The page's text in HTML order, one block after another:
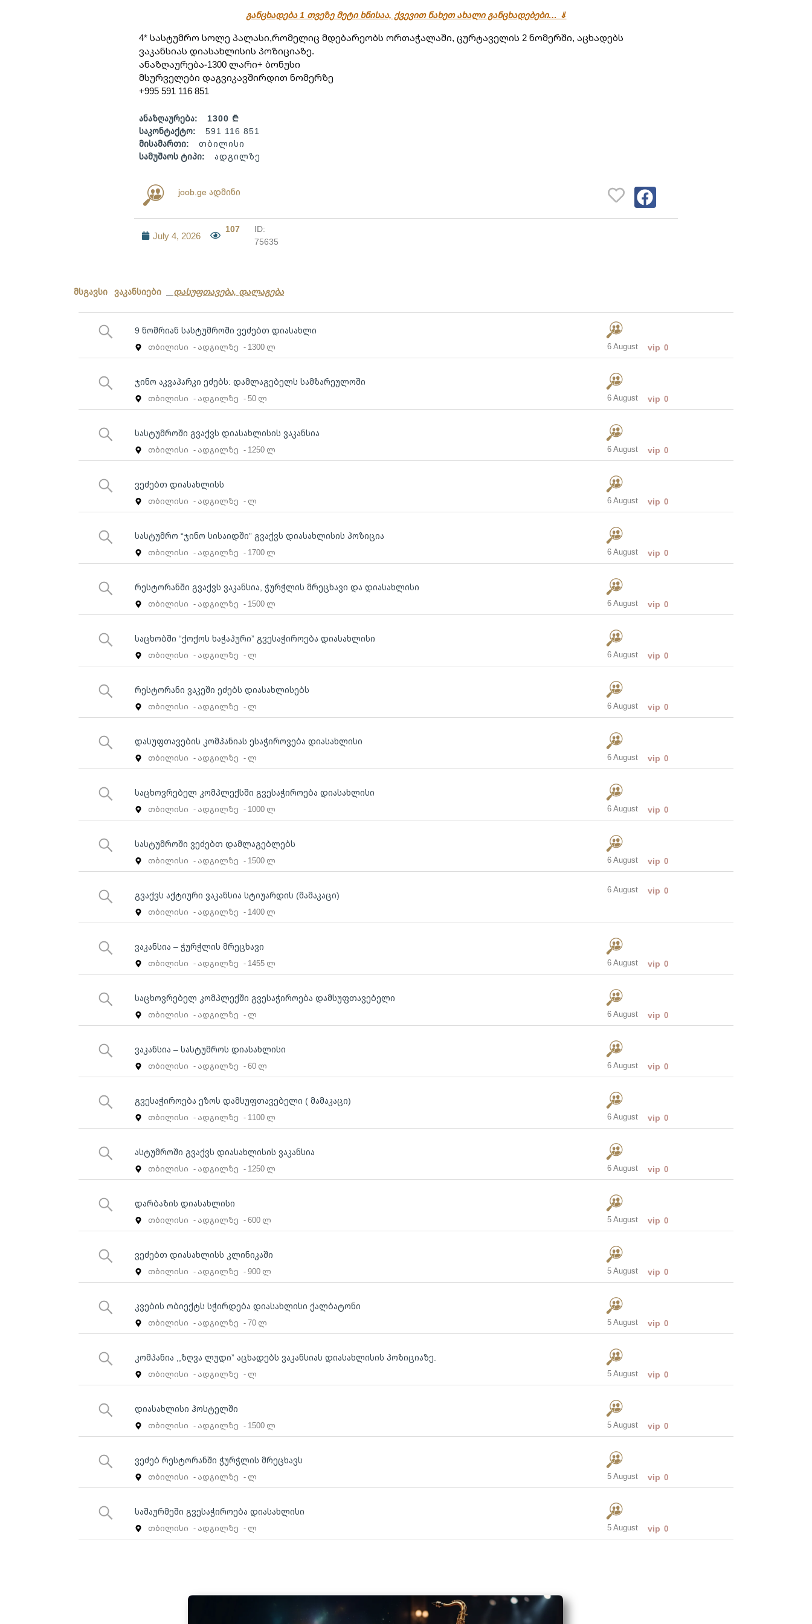
განცხადება 1 თვეზე მეტი ხნისაა, ქვევით ნახეთ ახალი განცხადებები… ⇓
4* სასტუმრო სოლე პალასი,რომელიც მდებარეობს ორთაჭალაში, ცურტაველის 2 ნომერში, აცხადებს
ვაკანსიას დიასახლისის პოზიციაზე.
ანაზღაურება-1300 ლარი+ ბონუსი
მსურველები დაგვიკავშირდით ნომერზე
+995 591 116 851
ანაზღაურება:
1300 ₾
საკონტაქტო:
591 116 851
მისამართი:
თბილისი
სამუშაოს ტიპი:
ადგილზე
joob.ge ადმინი
July 4, 2026
107
ID:
75635
მსგავსი ვაკანსიები დასუფთავება, დალაგება
9 ნომრიან სასტუმროში ვეძებთ დიასახლი
თბილისი - ადგილზე - 1300 ლ 6 August vip 0
ჯინო აკვაპარკი ეძებს: დამლაგებელს სამზარეულოში
თბილისი - ადგილზე - 50 ლ 6 August vip 0
სასტუმროში გვაქვს დიასახლისის ვაკანსია
თბილისი - ადგილზე - 1250 ლ 6 August vip 0
ვეძებთ დიასახლისს
თბილისი - ადგილზე - ლ 6 August vip 0
სასტუმრო “ჯინო სისაიდში” გვაქვს დიასახლისის პოზიცია
თბილისი - ადგილზე - 1700 ლ 6 August vip 0
რესტორანში გვაქვს ვაკანსია, ჭურჭლის მრეცხავი და დიასახლისი
თბილისი - ადგილზე - 1500 ლ 6 August vip 0
საცხობში “ქოქოს ხაჭაპური” გვესაჭიროება დიასახლისი
თბილისი - ადგილზე - ლ 6 August vip 0
რესტორანი ვაკეში ეძებს დიასახლისებს
თბილისი - ადგილზე - ლ 6 August vip 0
დასუფთავების კომპანიას ესაჭიროვება დიასახლისი
თბილისი - ადგილზე - ლ 6 August vip 0
საცხოვრებელ კომპლექსში გვესაჭიროება დიასახლისი
თბილისი - ადგილზე - 1000 ლ 6 August vip 0
სასტუმროში ვეძებთ დამლაგებლებს
თბილისი - ადგილზე - 1500 ლ 6 August vip 0
გვაქვს აქტიური ვაკანსია სტიუარდის (მამაკაცი)
თბილისი - ადგილზე - 1400 ლ
6 August vip 0
ვაკანსია – ჭურჭლის მრეცხავი
თბილისი - ადგილზე - 1455 ლ 6 August vip 0
საცხოვრებელ კომპლექში გვესაჭიროება დამსუფთავებელი
თბილისი - ადგილზე - ლ 6 August vip 0
ვაკანსია – სასტუმროს დიასახლისი
თბილისი - ადგილზე - 60 ლ 6 August vip 0
გვესაჭიროება ეზოს დამსუფთავებელი ( მამაკაცი)
თბილისი - ადგილზე - 1100 ლ 6 August vip 0
ასტუმროში გვაქვს დიასახლისის ვაკანსია
თბილისი - ადგილზე - 1250 ლ 6 August vip 0
დარბაზის დიასახლისი
თბილისი - ადგილზე - 600 ლ 5 August vip 0
ვეძებთ დიასახლისს კლინიკაში
თბილისი - ადგილზე - 900 ლ 5 August vip 0
კვების ობიექტს სჭირდება დიასახლისი ქალბატონი
თბილისი - ადგილზე - 70 ლ 5 August vip 0
კომპანია ,,ზღვა ლუდი” აცხადებს ვაკანსიას დიასახლისის პოზიციაზე.
თბილისი - ადგილზე - ლ 5 August vip 0
დიასახლისი ჰოსტელში
თბილისი - ადგილზე - 1500 ლ 5 August vip 0
ვეძებ რესტორანში ჭურჭლის მრეცხავს
თბილისი - ადგილზე - ლ 5 August vip 0
საშაურმეში გვესაჭიროება დიასახლისი
თბილისი - ადგილზე - ლ 5 August vip 0